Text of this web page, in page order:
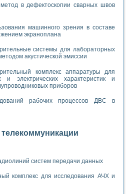
метод в дефектоскопии сварных швов
машинного зрения в составе
экраноплана
системы для лабораторных
акустической эмиссии
комплекс аппаратуры для
и электрических характеристик и
приборов
рабочих процессов ДВС в
систем передачи данных
комплекс для исследования АЧХ и